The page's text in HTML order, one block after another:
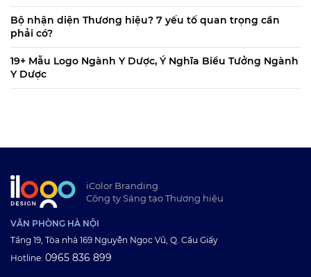
Bộ nhận diện Thương hiệu? 7 yếu tố quan trọng cần
phải có?
19+ Mẫu Logo Ngành Y Dược, Ý Nghĩa Biểu Tưởng Ngành
Y Dược
iColor Branding
Công ty Sáng tạo Thương hiệu
VĂN PHÒNG HÀ NỘI
Tầng 19, Tòa nhà 169 Nguyễn Ngọc Vũ, Q. Cầu Giấy
Hotline: 0965 836 899